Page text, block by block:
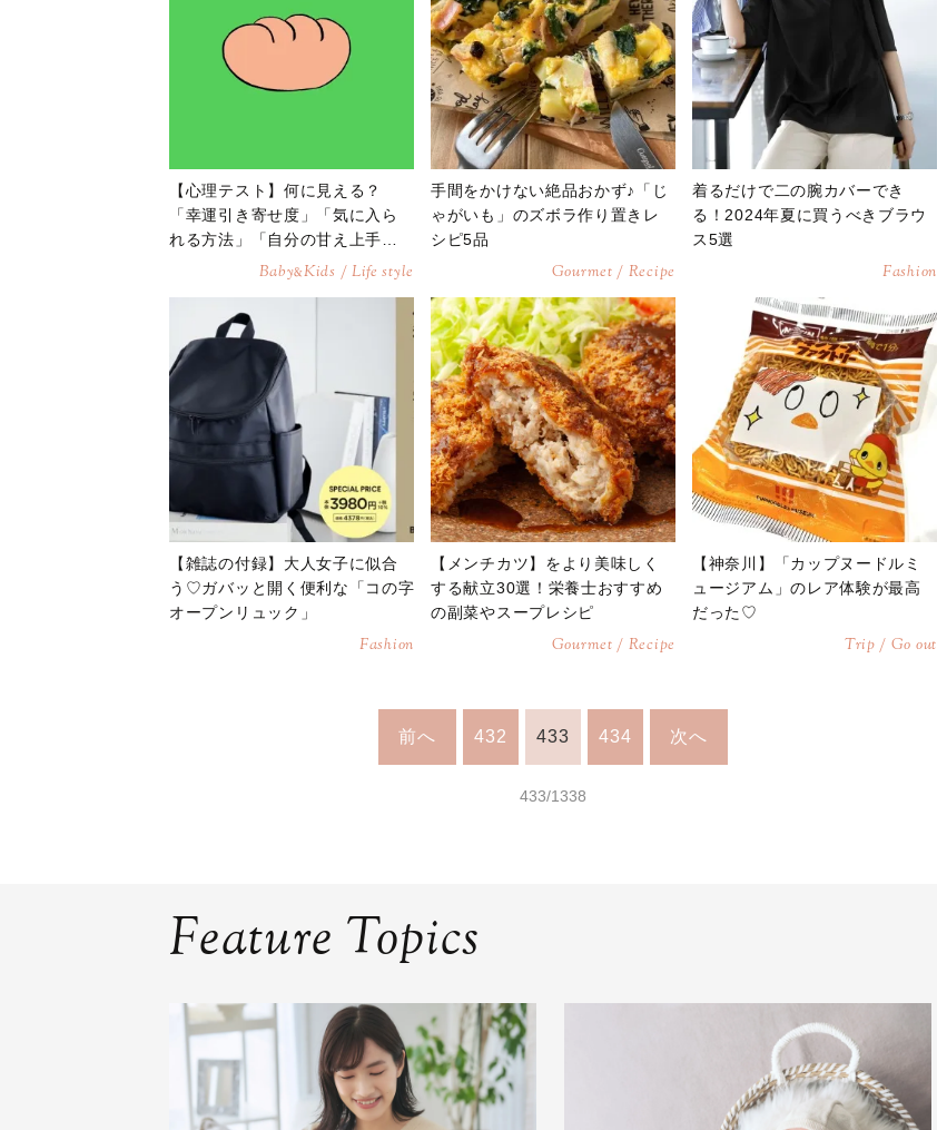
【心理テスト】何に見える？
「幸運引き寄せ度」「気に入ら
れる方法」「自分の甘え上手
度」が分かる診断
Baby&Kids / Life style
手間をかけない絶品おかず♪「じ
ゃがいも」のズボラ作り置きレ
シピ5品
Gourmet / Recipe
着るだけで二の腕カバーでき
る！2024年夏に買うべきブラウ
ス5選
Fashion
【雑誌の付録】大人女子に似合
う♡ガバッと開く便利な「コの字
オープンリュック」
Fashion
【メンチカツ】をより美味しく
する献立30選！栄養士おすすめ
の副菜やスープレシピ
Gourmet / Recipe
【神奈川】「カップヌードルミ
ュージアム」のレア体験が最高
だった♡
Trip / Go out
前へ 432 433 434 次へ
433/1338
Feature Topics